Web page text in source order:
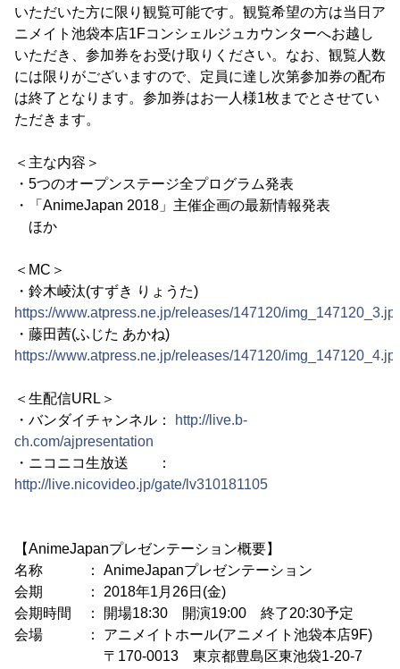
いただいた方に限り観覧可能です。観覧希望の方は当日ア
ニメイト池袋本店1Fコンシェルジュカウンターへお越し
いただき、参加券をお受け取りください。なお、観覧人数
には限りがございますので、定員に達し次第参加券の配布
は終了となります。参加券はお一人様1枚までとさせてい
ただきます。
＜主な内容＞
・5つのオープンステージ全プログラム発表
・「AnimeJapan 2018」主催企画の最新情報発表
ほか
＜MC＞
・鈴木崚汰(すずき りょうた)
https://www.atpress.ne.jp/releases/147120/
・藤田茜(ふじた あかね)
https://www.atpress.ne.jp/releases/147120/
＜生配信URL＞
・バンダイチャンネル：
http://live.b-
ch.com/ajpresentation
・ニコニコ生放送 ：
http://live.nicovideo.jp/gate/lv310181105
【AnimeJapanプレゼンテーション概要】
名称 ： AnimeJapanプレゼンテーション
会期 ： 2018年1月26日(金)
会期時間 ： 開場18:30 開演19:00 終了20:30予定
会場 ： アニメイトホール(アニメイト池袋本店9F)
〒170-0013 東京都豊島区東池袋1-20-7